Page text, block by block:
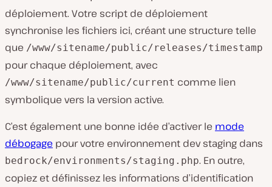
déploiement. Votre script de déploiement
synchronise les fichiers ici, créant une structure telle
que /www/sitename/public/releases/timestamp
pour chaque déploiement, avec
/www/sitename/public/current comme lien
symbolique vers la version active.
C’est également une bonne idée d’activer le mode
débogage pour votre environnement dev staging dans
bedrock/environments/staging.php. En outre,
copiez et définissez les informations d’identification